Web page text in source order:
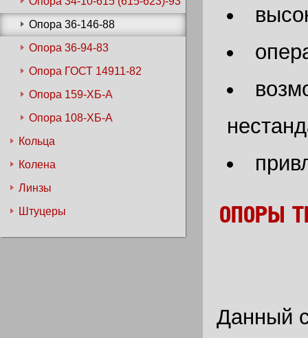
Опора 36-146-88
Опора 36-94-83
Опора ГОСТ 14911-82
Опора 159-ХБ-А
Опора 108-ХБ-А
Кольца
Колена
Линзы
Штуцеры
ОПОРЫ
Данный